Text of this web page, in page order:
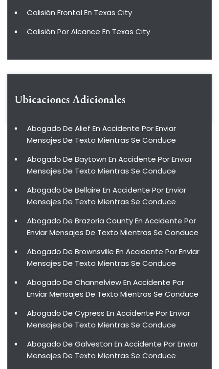
Colisión Frontal En Texas City
Colisión Por Alcance En Texas City
Ubicaciones Adicionales
Abogado De Alief En Accidente Por Enviar
Mensajes De Texto Mientras Se Conduce
Abogado De Baytown En Accidente Por Enviar
Mensajes De Texto Mientras Se Conduce
Abogado De Bellaire En Accidente Por Enviar
Mensajes De Texto Mientras Se Conduce
Abogado De Brazoria County En Accidente Por
Enviar Mensajes De Texto Mientras Se Conduce
Abogado De Brownsville En Accidente Por Enviar
Mensajes De Texto Mientras Se Conduce
Abogado De Channelview En Accidente Por
Enviar Mensajes De Texto Mientras Se Conduce
Abogado De Cypress En Accidente Por Enviar
Mensajes De Texto Mientras Se Conduce
Abogado De Galveston En Accidente Por Enviar
Mensajes De Texto Mientras Se Conduce